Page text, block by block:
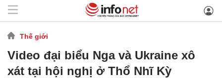
Thế giới
Video đại biểu Nga và Ukraine xô
xát tại hội nghị ở Thổ Nhĩ Kỳ